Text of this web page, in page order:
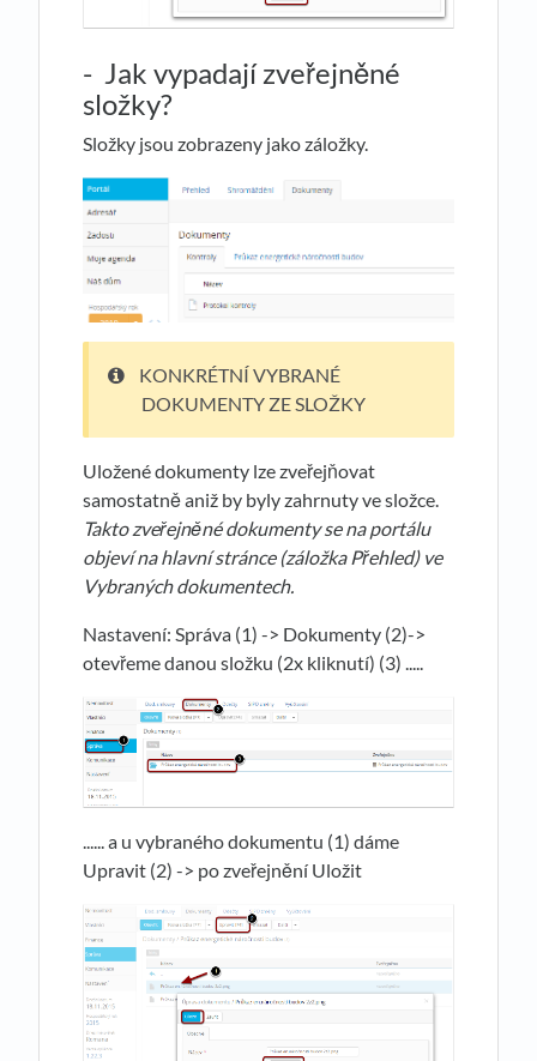
- Jak vypadají zveřejněné
složky?
Složky jsou zobrazeny jako záložky.
KONKRÉTNÍ VYBRANÉ
DOKUMENTY ZE SLOŽKY
Uložené dokumenty lze zveřejňovat
samostatně aniž by byly zahrnuty ve složce.
Takto zveřejněné dokumenty se na portálu
objeví na hlavní stránce (záložka Přehled) ve
Vybraných dokumentech.
Nastavení: Správa (1) -> Dokumenty (2)->
otevřeme danou složku (2x kliknutí) (3) .....
...... a u vybraného dokumentu (1) dáme
Upravit (2) -> po zveřejnění Uložit